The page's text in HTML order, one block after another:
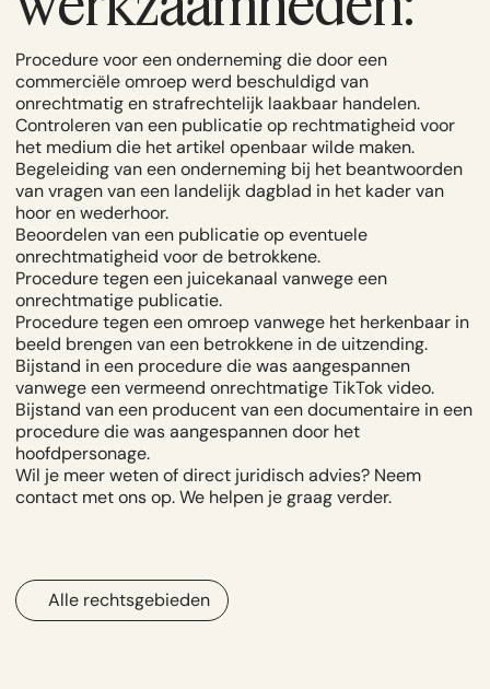
Procedure voor een onderneming die door een
commerciële omroep werd beschuldigd van
onrechtmatig en strafrechtelijk laakbaar handelen.
Controleren van een publicatie op rechtmatigheid voor
het medium die het artikel openbaar wilde maken.
Begeleiding van een onderneming bij het beantwoorden
van vragen van een landelijk dagblad in het kader van
hoor en wederhoor.
Beoordelen van een publicatie op eventuele
onrechtmatigheid voor de betrokkene.
Procedure tegen een juicekanaal vanwege een
onrechtmatige publicatie.
Procedure tegen een omroep vanwege het herkenbaar in
beeld brengen van een betrokkene in de uitzending.
Bijstand in een procedure die was aangespannen
vanwege een vermeend onrechtmatige TikTok video.
Bijstand van een producent van een documentaire in een
procedure die was aangespannen door het
hoofdpersonage.
Wil je meer weten of direct juridisch advies? Neem
contact met ons op. We helpen je graag verder.
Alle rechtsgebieden